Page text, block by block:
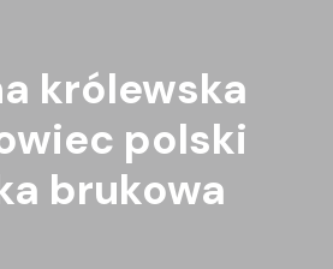
królewska
polski
brukowa